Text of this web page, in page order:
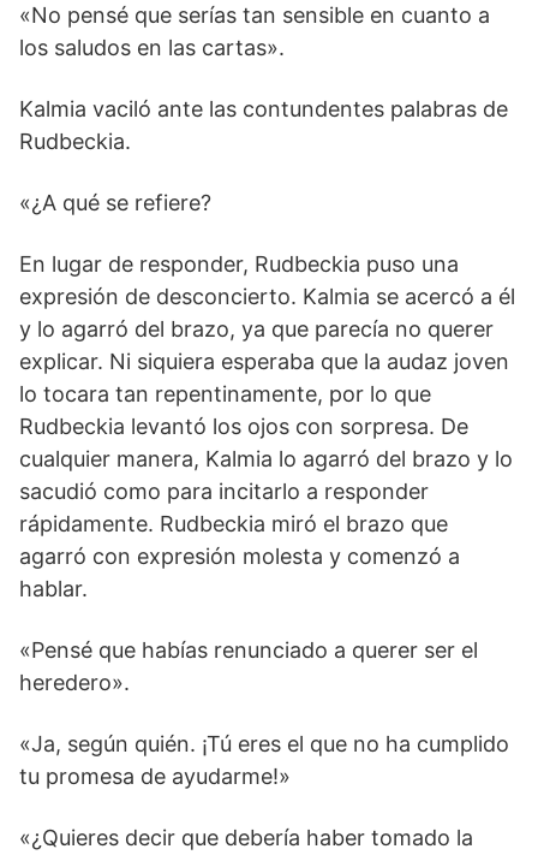
«No pensé que serías tan sensible en cuanto a
los saludos en las cartas».
Kalmia vaciló ante las contundentes palabras de
Rudbeckia.
«¿A qué se refiere?
En lugar de responder, Rudbeckia puso una
expresión de desconcierto. Kalmia se acercó a él
y lo agarró del brazo, ya que parecía no querer
explicar. Ni siquiera esperaba que la audaz joven
lo tocara tan repentinamente, por lo que
Rudbeckia levantó los ojos con sorpresa. De
cualquier manera, Kalmia lo agarró del brazo y lo
sacudió como para incitarlo a responder
rápidamente. Rudbeckia miró el brazo que
agarró con expresión molesta y comenzó a
hablar.
«Pensé que habías renunciado a querer ser el
heredero».
«Ja, según quién. ¡Tú eres el que no ha cumplido
tu promesa de ayudarme!»
«¿Quieres decir que debería haber tomado la